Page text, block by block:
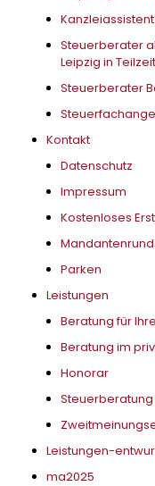
Steuerberater
Leipzig in
Steuerberater
Kontakt
Datenschutz
Impressum
Kostenloses
Parken
Leistungen
Beratung für
Beratung im
Honorar
Leistungen-
ma2025